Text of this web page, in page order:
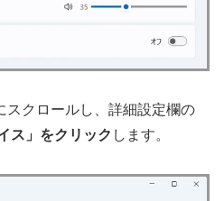
スクロールし、詳細設定欄の
ス」をクリック します。